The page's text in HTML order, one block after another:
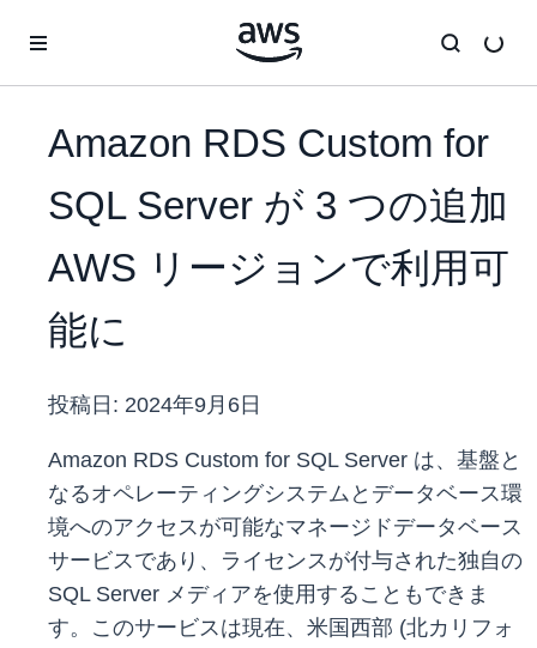
Amazon RDS Custom for
SQL Server が 3 つの追加
AWS リージョンで利用可
能に
投稿日: 2024年9月6日
Amazon RDS Custom for SQL Server は、基盤と
なるオペレーティングシステムとデータベース環
境へのアクセスが可能なマネージドデータベース
サービスであり、ライセンスが付与された独自の
SQL Server メディアを使用することもできま
す。このサービスは現在、米国西部 (北カリフォ